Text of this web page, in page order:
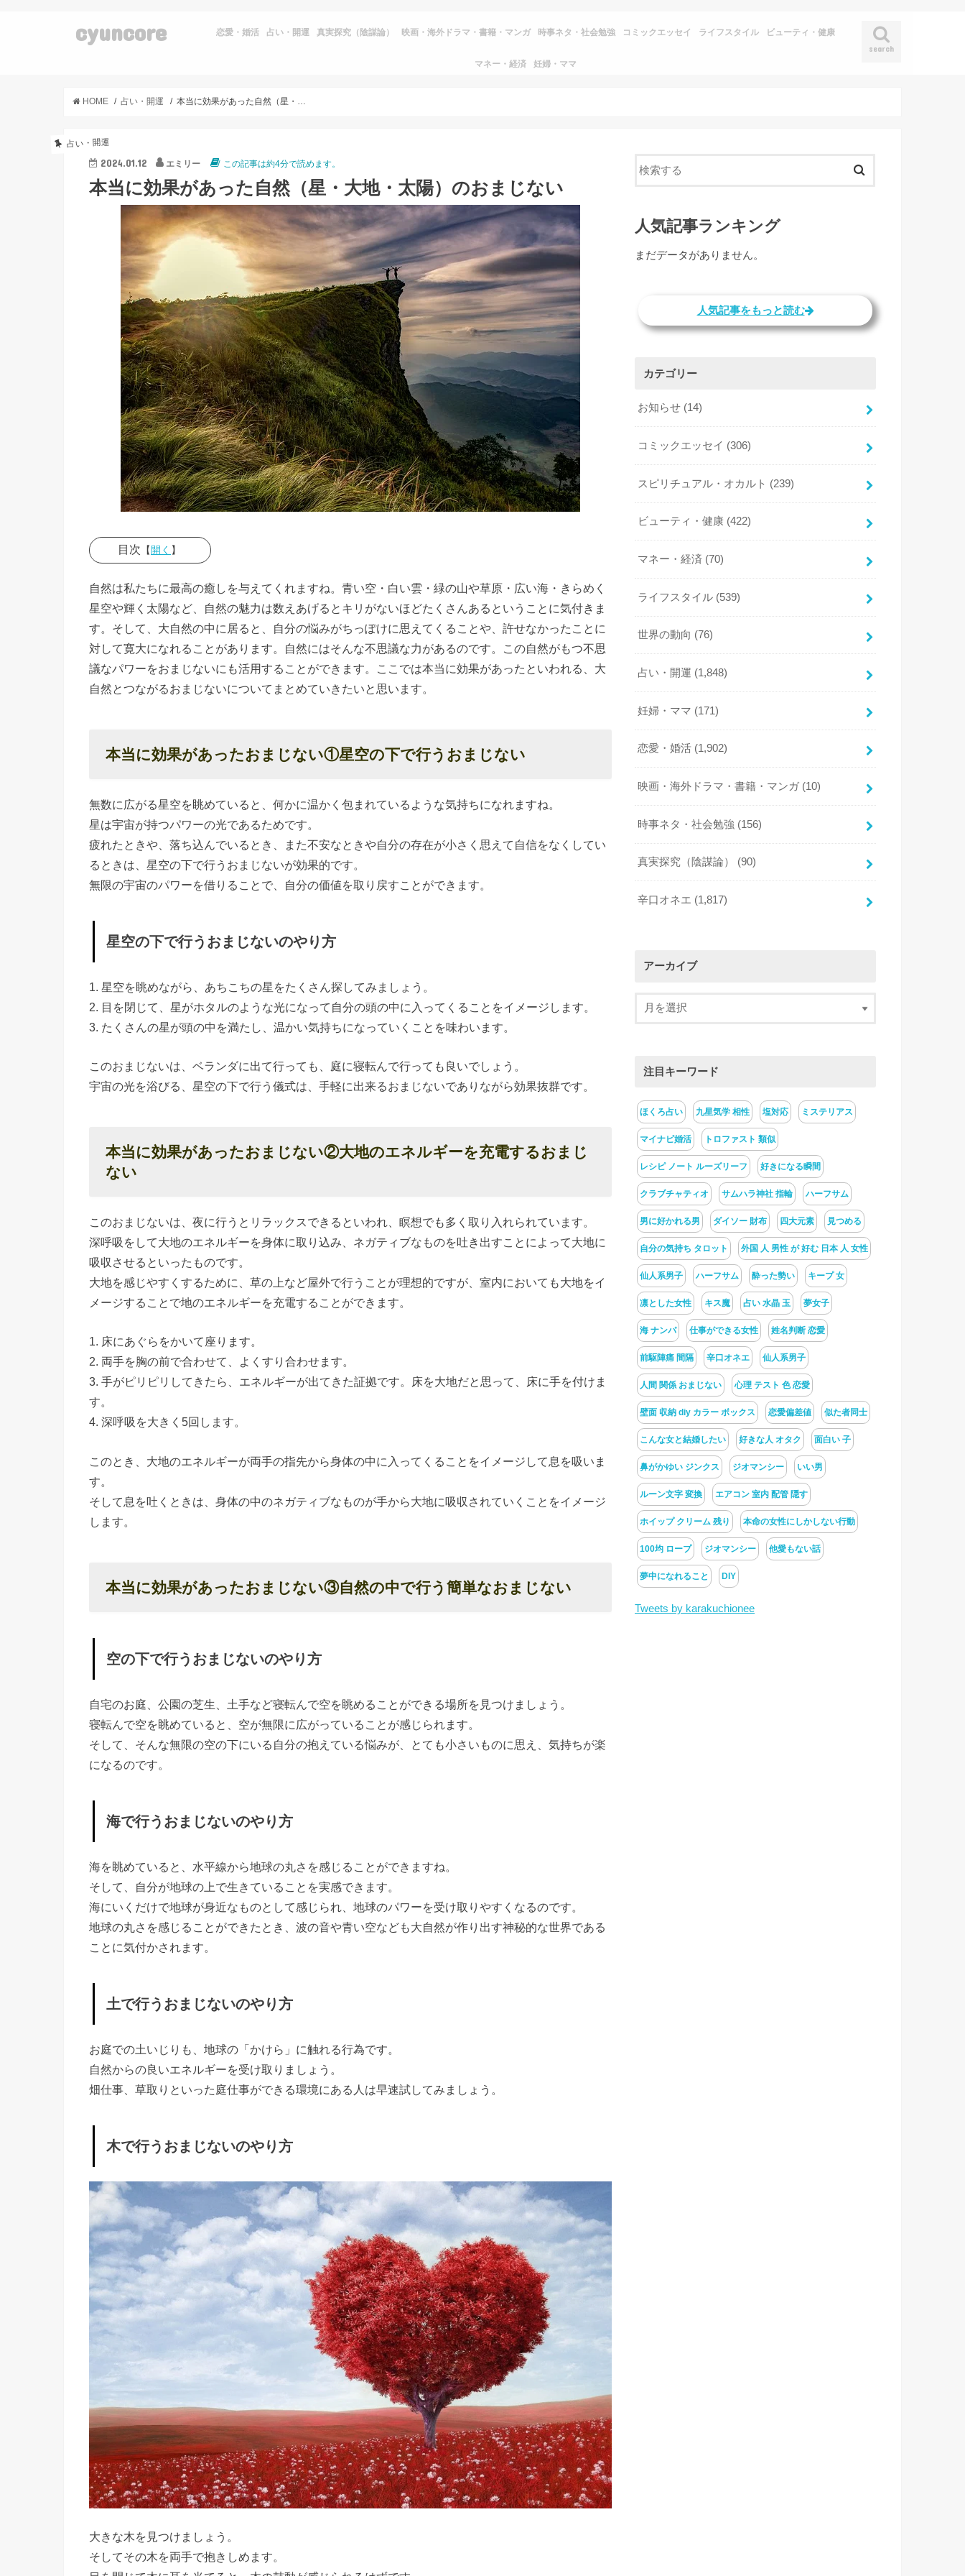
cyuncore
search
恋愛・婚活 占い・開運 真実探究（陰謀論） 映画・海外ドラマ・書籍・マンガ 時事ネタ・社会勉強 コミックエッセイ ライフスタイル ビューティ・健康
マネー・経済 妊婦・ママ
HOME 占い・開運
占い・開運
2024.01.12 エミリー この記事は約4分で読めます。
本当に効果があった自然（星・大地・太陽）のおまじない
目次 【開く 】
効果があ
ったおま
じない①
星
下
う
じ
い
の
や
方
じない②
を充電す
るおまじ
ない
› 本当に
ったおま
じない③
自然の中
単なおま
»
行
じ
い
の
や
»
で
行
う
お
ま
い
や
り
方
土
行
お
ま
な
い
や
方
»
木
で
行
お
ま
自然は私たちに最高の癒しを与えてくれますね。青い空・白い雲・緑の山や草原・広い海・きらめく
星空や輝く太陽など、自然の魅力は数えあげるとキリがないほどたくさんあるということに気付きま
す。そして、大自然の中に居ると、自分の悩みがちっぽけに思えてくることや、許せなかったことに
対して寛大になれることがあります。自然にはそんな不思議な力があるのです。この自然がもつ不思
議なパワーをおまじないにも活用することができます。ここでは本当に効果があったといわれる、大
自然とつながるおまじないについてまとめていきたいと思います。
本当に効果があったおまじない①星空の下で行うおまじない
無数に広がる星空を眺めていると、何かに温かく包まれているような気持ちになれますね。
星は宇宙が持つパワーの光であるためです。
疲れたときや、落ち込んでいるとき、また不安なときや自分の存在が小さく思えて自信をなくしてい
るときは、星空の下で行うおまじないが効果的です。
無限の宇宙のパワーを借りることで、自分の価値を取り戻すことができます。
星空の下で行うおまじないのやり方
1. 星空を眺めながら、あちこちの星をたくさん探してみましょう。
2. 目を閉じて、星がホタルのような光になって自分の頭の中に入ってくることをイメージします。
3. たくさんの星が頭の中を満たし、温かい気持ちになっていくことを味わいます。
このおまじないは、ベランダに出て行っても、庭に寝転んで行っても良いでしょう。
宇宙の光を浴びる、星空の下で行う儀式は、手軽に出来るおまじないでありながら効果抜群です。
本当に効果があったおまじない②大地のエネルギーを充電するおまじ
ない
このおまじないは、夜に行うとリラックスできるといわれ、瞑想でも多く取り入れられています。
深呼吸をして大地のエネルギーを身体に取り込み、ネガティブなものを吐き出すことによって大地に
吸収させるといったものです。
大地を感じやすくするために、草の上など屋外で行うことが理想的ですが、室内においても大地をイ
メージすることで地のエネルギーを充電することができます。
1. 床にあぐらをかいて座ります。
2. 両手を胸の前で合わせて、よくすり合わせます。
3. 手がピリピリしてきたら、エネルギーが出てきた証拠です。床を大地だと思って、床に手を付けま
す。
4. 深呼吸を大きく5回します。
このとき、大地のエネルギーが両手の指先から身体の中に入ってくることをイメージして息を吸いま
す。
そして息を吐くときは、身体の中のネガティブなものが手から大地に吸収されていくことをイメージ
します。
本当に効果があったおまじない③自然の中で行う簡単なおまじない
空の下で行うおまじないのやり方
自宅のお庭、公園の芝生、土手など寝転んで空を眺めることができる場所を見つけましょう。
寝転んで空を眺めていると、空が無限に広がっていることが感じられます。
そして、そんな無限の空の下にいる自分の抱えている悩みが、とても小さいものに思え、気持ちが楽
になるのです。
海で行うおまじないのやり方
海を眺めていると、水平線から地球の丸さを感じることができますね。
そして、自分が地球の上で生きていることを実感できます。
海にいくだけで地球が身近なものとして感じられ、地球のパワーを受け取りやすくなるのです。
地球の丸さを感じることができたとき、波の音や青い空なども大自然が作り出す神秘的な世界である
ことに気付かされます。
土で行うおまじないのやり方
お庭での土いじりも、地球の「かけら」に触れる行為です。
自然からの良いエネルギーを受け取りましょう。
畑仕事、草取りといった庭仕事ができる環境にある人は早速試してみましょう。
木で行うおまじないのやり方
大きな木を見つけましょう。
そしてその木を両手で抱きしめます。
人気記事ランキング
まだデータがありません。
人気記事をもっと読む
カテゴリー
お知らせ (14)
コミックエッセイ (306)
スピリチュアル・オカルト (239)
ビューティ・健康 (422)
マネー・経済 (70)
ライフスタイル (539)
世界の動向 (76)
占い・開運 (1,848)
妊婦・ママ (171)
恋愛・婚活 (1,902)
映画・海外ドラマ・書籍・マンガ (10)
時事ネタ・社会勉強 (156)
真実探究（陰謀論） (90)
辛口オネエ (1,817)
アーカイブ
注目キーワード
ほくろ占い 九星気学 相性 塩対応 ミステリアス
マイナビ婚活 トロファスト 類似
レシピ ノート ルーズリーフ 好きになる瞬間
クラブチャティオ サムハラ神社 指輪 ハーフサム
男に好かれる男 ダイソー 財布 四大元素 見つめる
自分の気持ち タロット 外国 人 男性 が 好む 日本 人 女性
仙人系男子 ハーフサム 酔った勢い キープ 女
凛とした女性 キス魔 占い 水晶 玉 夢女子
海 ナンパ 仕事ができる女性 姓名判断 恋愛
前駆陣痛 間隔 辛口オネエ 仙人系男子
人間 関係 おまじない 心理 テスト 色 恋愛
壁面 収納 diy カラー ボックス 恋愛偏差値 似た者同士
こんな女と結婚したい 好きな人 オタク 面白い 子
鼻がかゆい ジンクス ジオマンシー いい男
ルーン文字 変換 エアコン 室内 配管 隠す
ホイップ クリーム 残り 本命の女性にしかしない行動
100均 ロープ ジオマンシー 他愛もない話
夢中になれること DIY
Tweets by karakuchionee